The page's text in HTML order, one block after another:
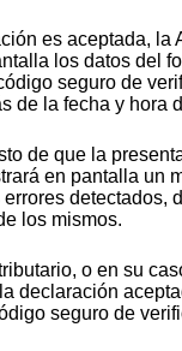
es aceptada, la
los datos del
seguro de
de la fecha y hora
de que la
en pantalla un
detectados,
los mismos.
o en su
declaración
seguro de